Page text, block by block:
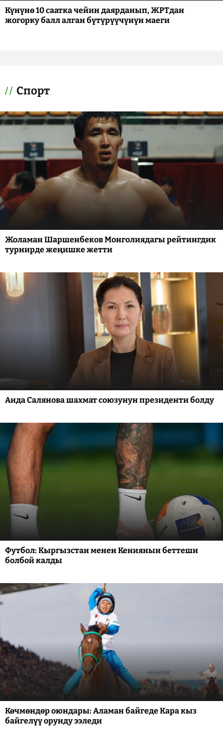
Күнүнө 10 саатка чейин даярданып, ЖРТдан
жогорку балл алган бүтүрүүчүнүн маеги
Спорт
Жоламан Шаршенбеков Монголиядагы рейтингдик
турнирде жеңишке жетти
Аида Салянова шахмат союзунун президенти болду
Футбол: Кыргызстан менен Кениянын беттеши
болбой калды
Көчмөндөр оюндары: Аламан байгеде Кара кыз
байгелүү орунду ээледи